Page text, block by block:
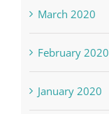
March 2020
February 2020
January 2020